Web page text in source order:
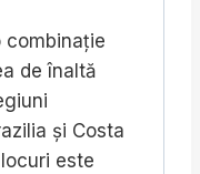
combinație
de înaltă
și Costa
este